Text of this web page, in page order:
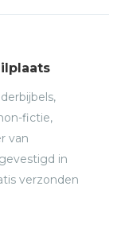
fictie,
van
in
verzonden